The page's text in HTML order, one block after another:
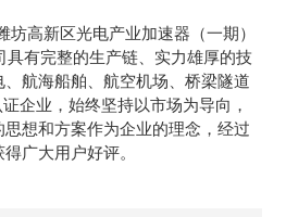
高新区光电产业加速器（一期）
有完整的生产链、实力雄厚的技
航海船舶、航空机场、桥梁隧道
企业，始终坚持以市场为导向，
想和方案作为企业的理念，经过
广大用户好评。